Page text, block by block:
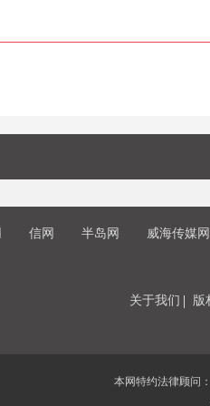
信网 半岛网 威海传媒网
关于我们 版
本网特约法律顾问